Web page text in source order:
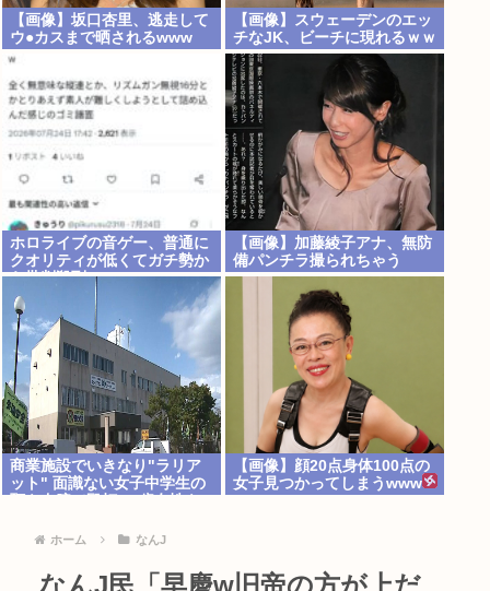
【画像】坂口杏里、逃走して
ウ●カスまで晒されるwww
【画像】スウェーデンのエッ
チなJK、ビーチに現れるｗｗ
ｗ
ホロライブの音ゲー、普通に
クオリティが低くてガチ勢か
ら批判殺到www
【画像】加藤綾子アナ、無防
備パンチラ撮られちゃう
商業施設でいきなり"ラリア
ット" 面識ない女子中学生の
【画像】顔20点身体100点の
女子見つかってしまうwww
ホーム なんJ
なんJ民「早慶w旧帝の方が上だ